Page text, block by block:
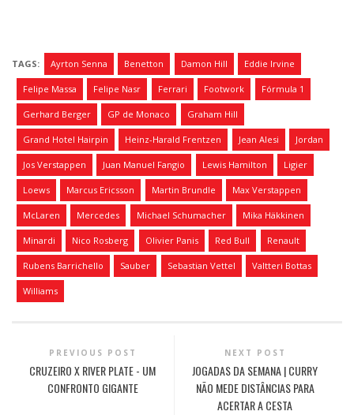
TAGS: Ayrton Senna Benetton Damon Hill Eddie Irvine
Felipe Massa Felipe Nasr Ferrari Footwork Fórmula 1
Gerhard Berger GP de Monaco Graham Hill
Grand Hotel Hairpin Heinz-Harald Frentzen Jean Alesi Jordan
Jos Verstappen Juan Manuel Fangio Lewis Hamilton Ligier
Loews Marcus Ericsson Martin Brundle Max Verstappen
McLaren Mercedes Michael Schumacher Mika Häkkinen
Minardi Nico Rosberg Olivier Panis Red Bull Renault
Rubens Barrichello Sauber Sebastian Vettel Valtteri Bottas
Williams
PREVIOUS POST
CRUZEIRO X RIVER PLATE - UM
CONFRONTO GIGANTE
NEXT POST
JOGADAS DA SEMANA | CURRY
NÃO MEDE DISTÂNCIAS PARA
ACERTAR A CESTA